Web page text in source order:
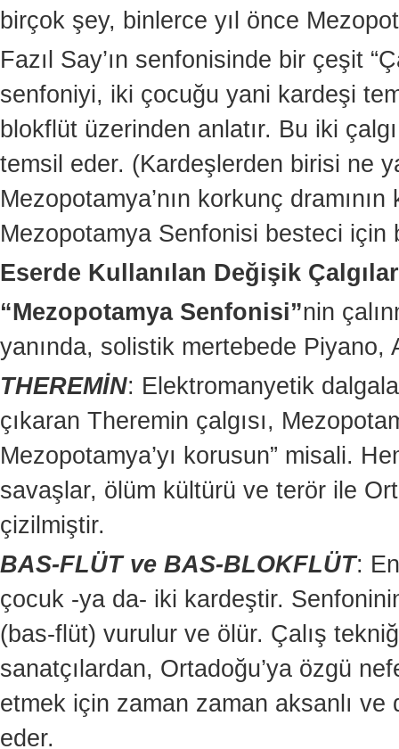
birçok şey, binlerce yıl önce
Fazıl Say’ın senfonisinde bir çeşit
senfoniyi, iki çocuğu yani kardeşi
blokflüt üzerinden anlatır. Bu iki
temsil eder. (Kardeşlerden birisi ne
Mezopotamya’nın korkunç
Mezopotamya Senfonisi besteci için
Eserde Kullanılan Değişik Çalgılar
“Mezopotamya Senfonisi”nin
yanında, solistik mertebede Piyano,
THEREMİN: Elektromanyetik
çıkaran Theremin çalgısı,
Mezopotamya’yı korusun” misali.
savaşlar, ölüm kültürü ve terör ile
çizilmiştir.
BAS-FLÜT ve BAS-BLOKFLÜT:
çocuk -ya da- iki kardeştir.
(bas-flüt) vurulur ve ölür. Çalış
sanatçılardan, Ortadoğu’ya özgü
etmek için zaman zaman aksanlı ve
eder.